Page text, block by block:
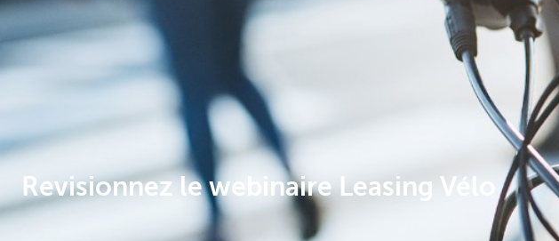
Revisionnez le webinaire Leasing Vélo